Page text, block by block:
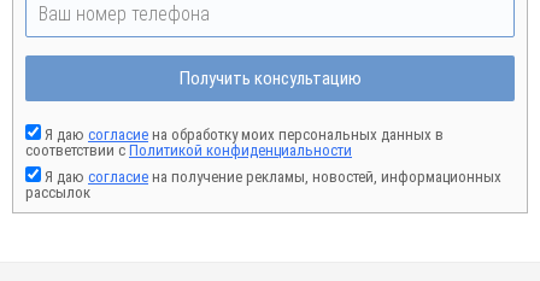
Получить консультацию
Я даю согласие на обработку моих персональных данных в
соответствии с Политикой конфиденциальности
Я даю согласие на получение рекламы, новостей, информационных
рассылок